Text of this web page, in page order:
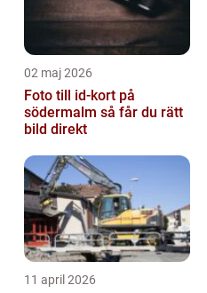
02 maj 2026
Foto till id-kort på
södermalm så får du rätt
bild direkt
11 april 2026